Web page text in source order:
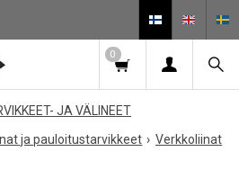
0
JA VÄLINEET
ja pauloitustarvikkeet
Verkkoliinat